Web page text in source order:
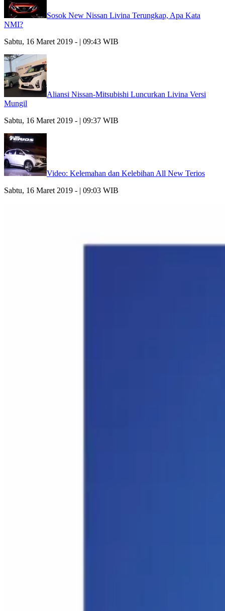
Sosok New Nissan Livina Terungkap, Apa Kata
NMI?
Sabtu, 16 Maret 2019 - | 09:43 WIB
Aliansi Nissan-Mitsubishi Luncurkan Livina Versi
Mungil
Sabtu, 16 Maret 2019 - | 09:37 WIB
Video: Kelemahan dan Kelebihan All New Terios
Sabtu, 16 Maret 2019 - | 09:03 WIB